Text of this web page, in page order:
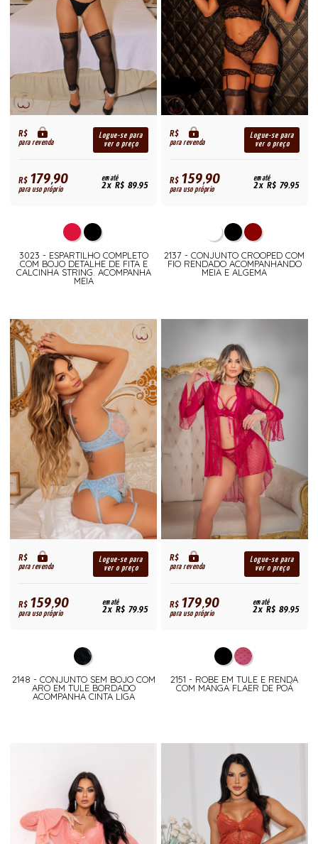
R$
para revenda
Logue-se para
ver o preço
R$179,90
para uso próprio
em até
2x R$ 89,95
3023 - ESPARTILHO COMPLETO
COM BOJO DETALHE DE FITA E
CALCINHA STRING. ACOMPANHA
MEIA
R$
para revenda
Logue-se para
ver o preço
R$159,90
para uso próprio
em até
2x R$ 79,95
2137 - CONJUNTO CROOPED COM
FIO RENDADO ACOMPANHANDO
MEIA E ALGEMA
R$
para revenda
Logue-se para
ver o preço
R$159,90
para uso próprio
em até
2x R$ 79,95
2148 - CONJUNTO SEM BOJO COM
ARO EM TULE BORDADO
ACOMPANHA CINTA LIGA
R$
para revenda
Logue-se para
ver o preço
R$179,90
para uso próprio
em até
2x R$ 89,95
2151 - ROBE EM TULE E RENDA
COM MANGA FLAER DE POÁ